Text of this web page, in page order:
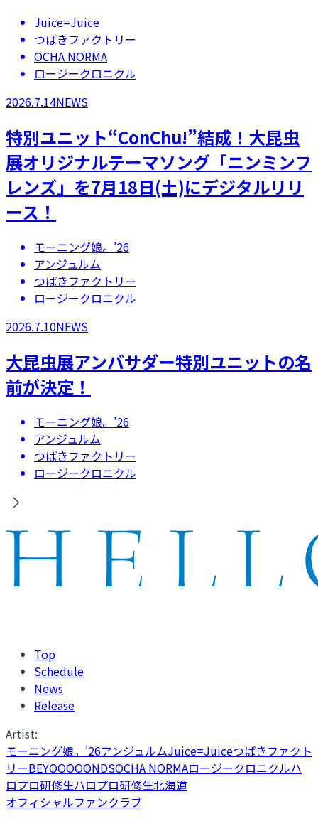
Juice=Juice
つばきファクトリー
OCHA NORMA
ロージークロニクル
2026.7.14NEWS
特別ユニット“ConChu!”結成！大昆虫
展オリジナルテーマソング「ニンミンフ
レンズ」を7月18日(土)にデジタルリリ
ース！
モーニング娘。'26
アンジュルム
つばきファクトリー
ロージークロニクル
2026.7.10NEWS
大昆虫展アンバサダー特別ユニットの名
前が決定！
モーニング娘。'26
アンジュルム
つばきファクトリー
ロージークロニクル
Top
Schedule
News
Release
Artist:
モーニング娘。'26アンジュルムJuice=Juiceつばきファクト
リーBEYOOOOONDSOCHA NORMAロージークロニクルハ
ロプロ研修生ハロプロ研修生北海道
オフィシャルファンクラブ